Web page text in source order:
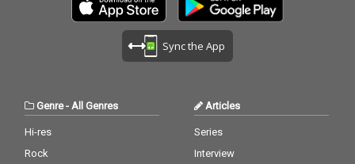
Sync the App
Genre-All Genres
Hi-res
Rock
Articles
Series
Interview